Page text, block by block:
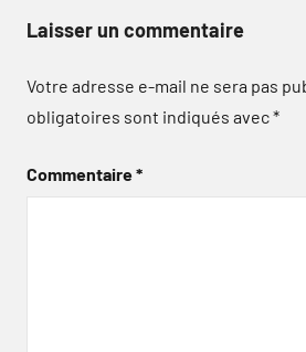
Laisser un commentaire
Votre adresse e-mail ne sera pas
obligatoires sont indiqués avec*
Commentaire*